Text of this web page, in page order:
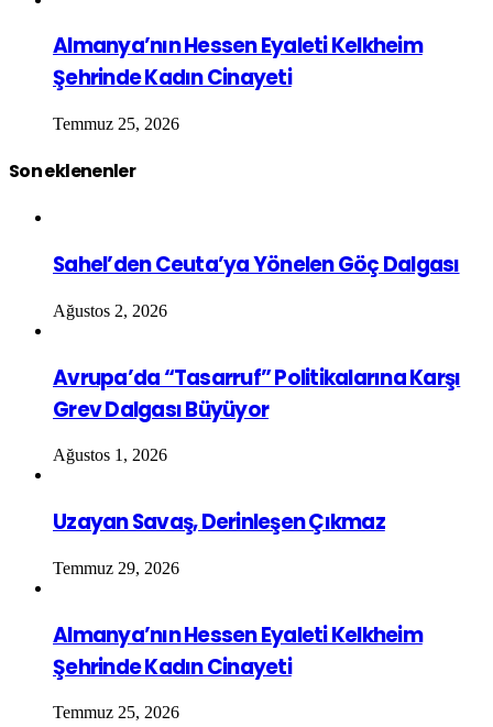
Almanya’nın Hessen Eyaleti Kelkheim
Şehrinde Kadın Cinayeti
Temmuz 25, 2026
Son eklenenler
Sahel’den Ceuta’ya Yönelen Göç Dalgası
Ağustos 2, 2026
Avrupa’da “Tasarruf” Politikalarına Karşı
Grev Dalgası Büyüyor
Ağustos 1, 2026
Uzayan Savaş, Derinleşen Çıkmaz
Temmuz 29, 2026
Almanya’nın Hessen Eyaleti Kelkheim
Şehrinde Kadın Cinayeti
Temmuz 25, 2026